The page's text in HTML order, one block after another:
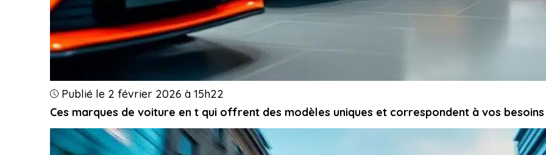
Ces marques de voiture en t qui offrent des modèles uniques et correspondent à vos besoins
Publié le 2 février 2026 à 15h22